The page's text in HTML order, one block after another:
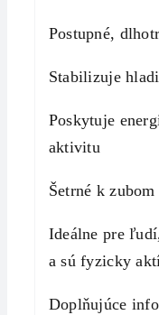
Postupné,
Stabilizuje
Poskytuje
aktivitu
Šetrné k zubom
Ideálne pre
a sú fyzicky
Doplňujúce